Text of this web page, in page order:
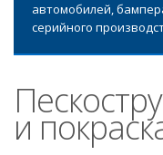
автомобилей,
серийного
и